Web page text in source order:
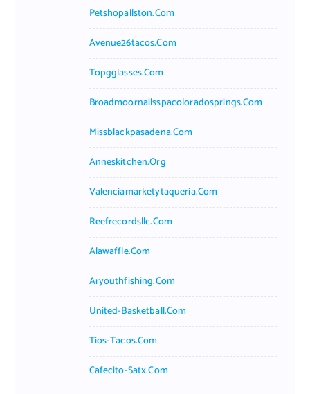
Petshopallston.com
Avenue26tacos.com
Topgglasses.com
Broadmoornailsspacoloradosprings.com
Missblackpasadena.com
Anneskitchen.org
Valenciamarketytaqueria.com
Reefrecordsllc.com
Alawaffle.com
Aryouthfishing.com
United-Basketball.com
Tios-Tacos.com
Cafecito-Satx.com